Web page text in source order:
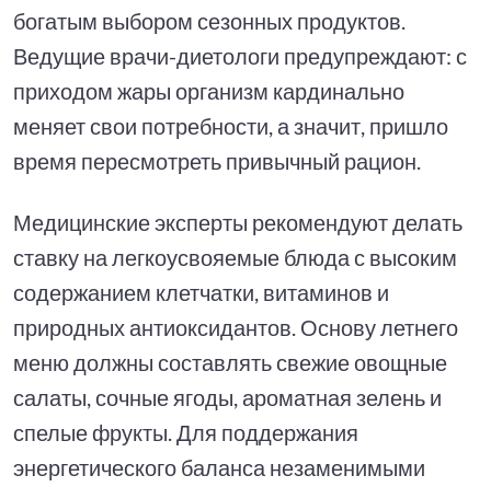
богатым выбором сезонных продуктов.
Ведущие врачи-диетологи предупреждают: с
приходом жары организм кардинально
меняет свои потребности, а значит, пришло
время пересмотреть привычный рацион.
Медицинские эксперты рекомендуют делать
ставку на легкоусвояемые блюда с высоким
содержанием клетчатки, витаминов и
природных антиоксидантов. Основу летнего
меню должны составлять свежие овощные
салаты, сочные ягоды, ароматная зелень и
спелые фрукты. Для поддержания
энергетического баланса незаменимыми